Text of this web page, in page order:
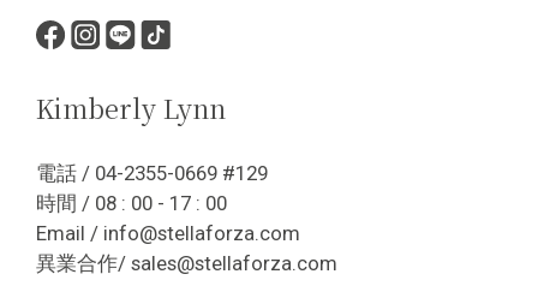
Kimberly Lynn
電話 / 04-2355-0669 #129
時間 / 08 : 00 - 17 : 00
Email / info@stellaforza.com
異業合作/ sales@stellaforza.com